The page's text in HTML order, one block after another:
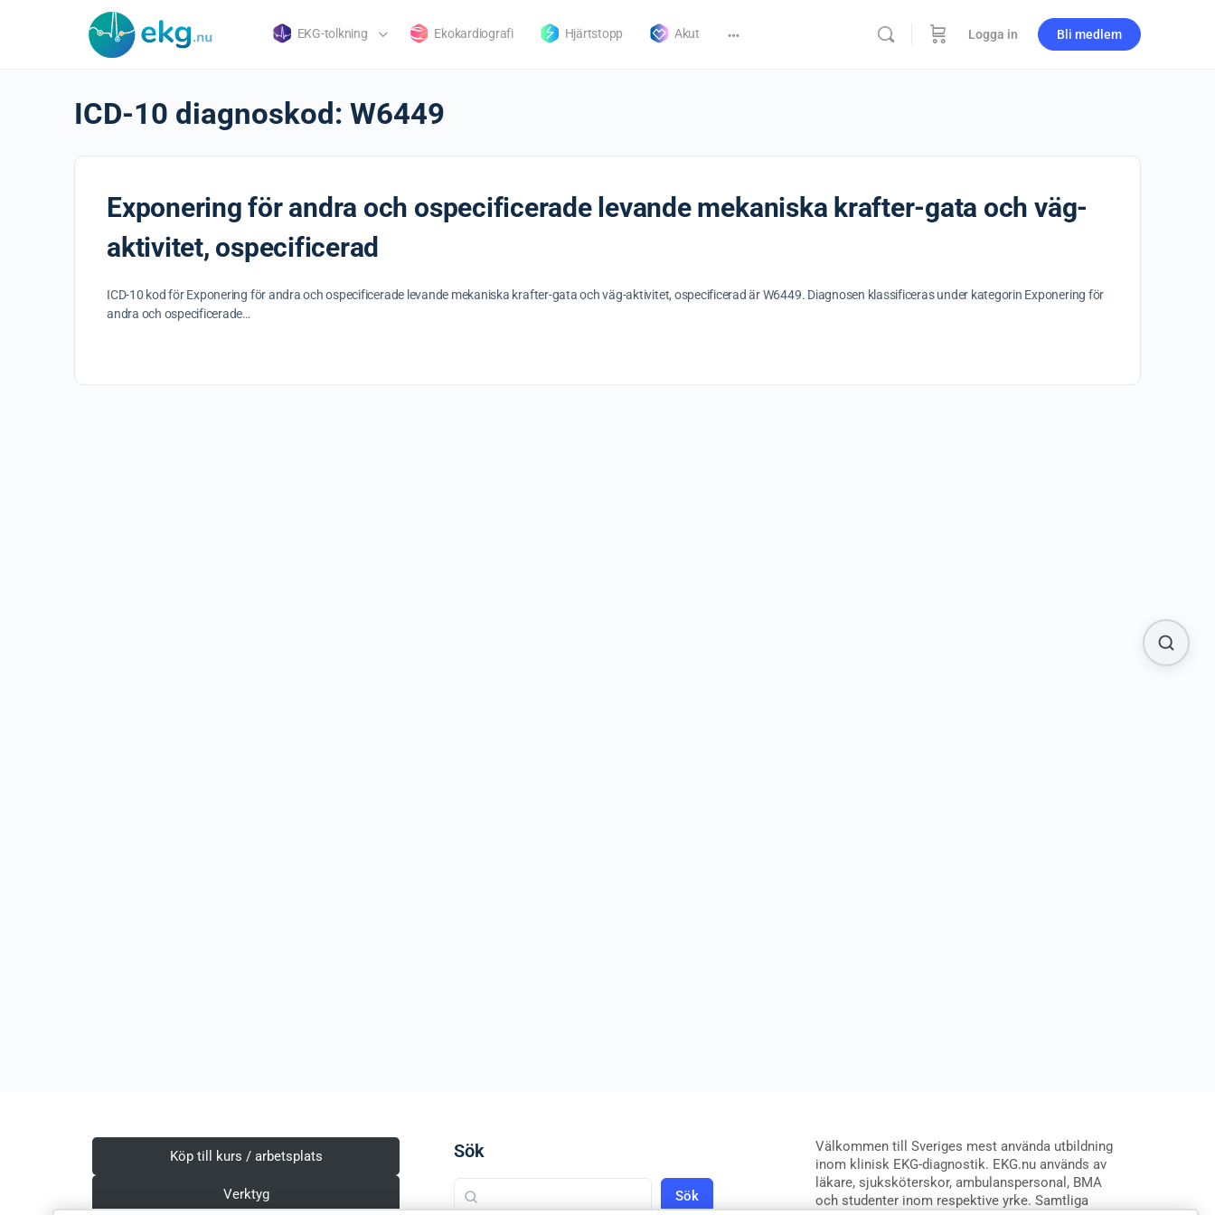
EKG-tolkning Ekokardiografi Hjärtstopp Akut Logga in Bli medlem
ICD-10 diagnoskod: W6449
Exponering för andra och ospecificerade levande mekaniska krafter-gata och väg-
aktivitet, ospecificerad
ICD-10 kod för Exponering för andra och ospecificerade levande mekaniska krafter-gata och väg-aktivitet, ospecificerad är W6449. Diagnosen klassificeras under kategorin Exponering för
andra och ospecificerade…
Köp till kurs / arbetsplats
Verktyg
Sök
Sök
Välkommen till Sveriges mest använda utbildning
inom klinisk EKG-diagnostik. EKG.nu används av
läkare, sjuksköterskor, ambulanspersonal, BMA
och studenter inom respektive yrke. Samtliga